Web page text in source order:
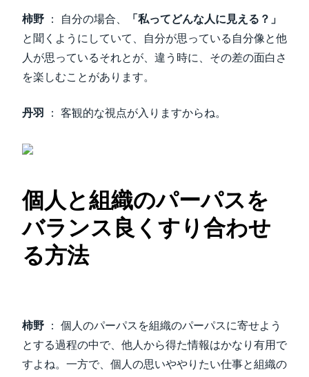
柿野 ： 自分の場合、
「私ってどんな人に見える？」
と聞くようにしていて、自分が思っている自分像と他
人が思っているそれとが、違う時に、その差の面白さ
を楽しむことがあります。
丹羽 ： 客観的な視点が入りますからね。
個人と組織のパーパスを
バランス良くすり合わせ
る方法
柿野 ： 個人のパーパスを組織のパーパスに寄せよう
とする過程の中で、他人から得た情報はかなり有用で
すよね。一方で、個人の思いややりたい仕事と組織の